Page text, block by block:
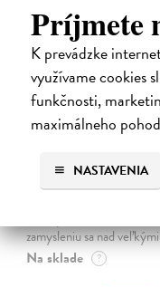
Príjmete
K prevádzke
využívame cookies
funkčnosti,
maximálneho
NASTAVENIA
Rieka času
zamysleniu sa nad
Na sklade ?